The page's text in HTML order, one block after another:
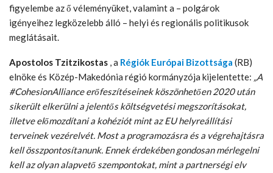
figyelembe az ő véleményüket, valamint a – polgárok
igényeihez legközelebb álló – helyi és regionális politikusok
meglátásait.
Apostolos Tzitzikostas , a Régiók Európai Bizottsága (RB)
elnöke és Közép-Makedónia régió kormányzója kijelentette: „A
#CohesionAlliance erőfeszítéseinek köszönhetően 2020 után
sikerült elkerülni a jelentős költségvetési megszorításokat,
illetve előmozdítani a kohéziót mint az EU helyreállítási
terveinek vezérelvét. Most a programozásra és a végrehajtásra
kell összpontosítanunk. Ennek érdekében gondosan mérlegelni
kell az olyan alapvető szempontokat, mint a partnerségi elv